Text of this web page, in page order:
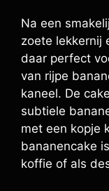
Na een
zoete lekkernij
daar perfect
van rijpe
kaneel. De
subtiele
met een kopje
bananencake
koffie of als